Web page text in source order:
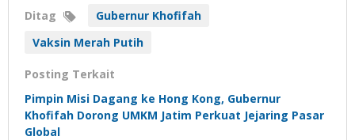
Ditag
Gubernur Khofifah
Vaksin Merah Putih
Posting Terkait
Pimpin Misi Dagang ke Hong Kong, Gubernur
Khofifah Dorong UMKM Jatim Perkuat Jejaring Pasar
Global